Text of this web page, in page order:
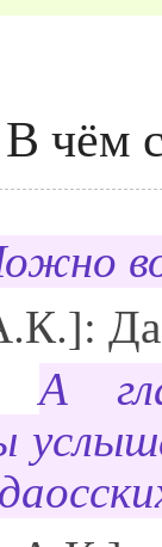
В чём
А